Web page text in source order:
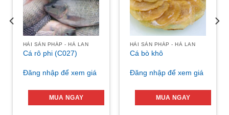
HẢI SẢN PHÁP - HÀ LAN
Cá rô phi (C027)
Đăng nhập để xem giá
MUA NGAY
HẢI SẢN PHÁP - HÀ LAN
Cá bò khô
Đăng nhập để xem giá
MUA NGAY